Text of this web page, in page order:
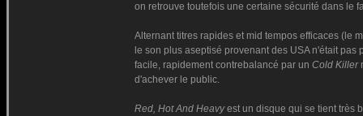
on retrouve toutefois une certaine sécurité dans le
Alternant titres rapides et mid tempos efficaces (le
le son plus aseptisé provenant des USA n'était
facile, rapidement contrebalancé par un Cold Killer
d'achever le public.
Red, Hot And Heavyest un disque qui se tient très